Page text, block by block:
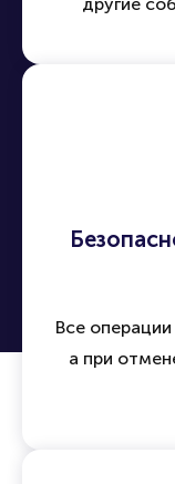
Все